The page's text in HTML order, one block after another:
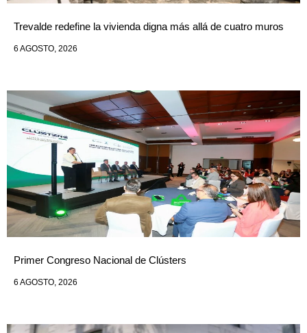
Trevalde redefine la vivienda digna más allá de cuatro muros
6 AGOSTO, 2026
Primer Congreso Nacional de Clústers
6 AGOSTO, 2026